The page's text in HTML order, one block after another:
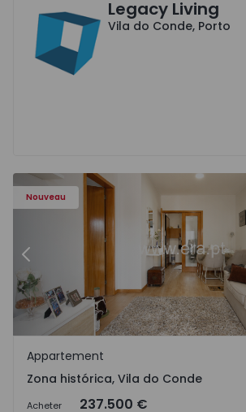
Vila do Conde, PortoLegacy Living
Vila do Conde, Porto
Nouveau
- 5
Appartement T1 Vila do Conde, Zona
Précédent
Zona histórica, Vila do Conde
Appartement
Zona histórica, Vila do Conde
Acheter 237.500 €